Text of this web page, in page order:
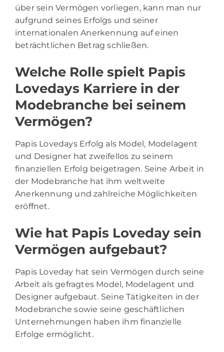
über sein Vermögen vorliegen, kann man nur
aufgrund seines Erfolgs und seiner
internationalen Anerkennung auf einen
beträchtlichen Betrag schließen.
Welche Rolle spielt Papis
Lovedays Karriere in der
Modebranche bei seinem
Vermögen?
Papis Lovedays Erfolg als Model, Modelagent
und Designer hat zweifellos zu seinem
finanziellen Erfolg beigetragen. Seine Arbeit in
der Modebranche hat ihm weltweite
Anerkennung und zahlreiche Möglichkeiten
eröffnet.
Wie hat Papis Loveday sein
Vermögen aufgebaut?
Papis Loveday hat sein Vermögen durch seine
Arbeit als gefragtes Model, Modelagent und
Designer aufgebaut. Seine Tätigkeiten in der
Modebranche sowie seine geschäftlichen
Unternehmungen haben ihm finanzielle
Erfolge ermöglicht.